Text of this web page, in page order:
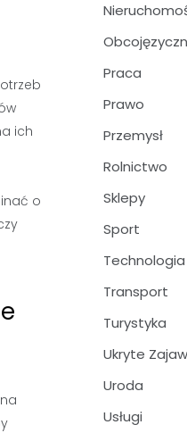
ich
o
Praca
Prawo
Przemysł
Rolnictwo
Sklepy
Sport
Technologia
Transport
Turystyka
Ukryte
Uroda
Usługi